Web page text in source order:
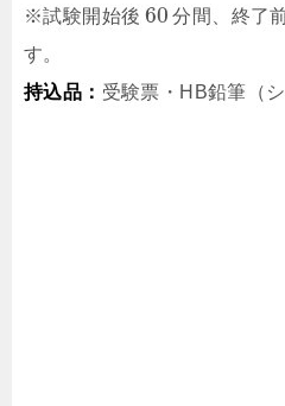
※試験開始後 60 分間、終了
す。
持込品： 受験票・HB鉛筆（